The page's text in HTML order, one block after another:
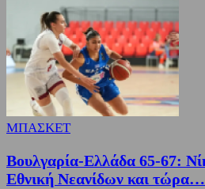
ΜΠΑΣΚΕΤ
Βουλγαρία-Ελλάδα 65-67:
Εθνική Νεανίδων και